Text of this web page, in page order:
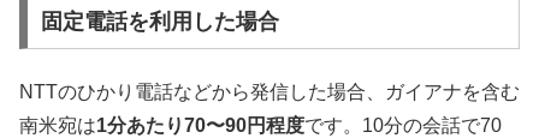
固定電話を利用した場合
NTTのひかり電話などから発信した場合、ガイアナを含む
南米宛は1分あたり70〜90円程度です。10分の会話で70